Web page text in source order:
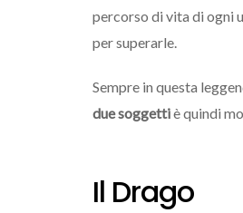
percorso di vita di ogni
per superarle.
Sempre in questa
due soggettiè quindi
Il Drago